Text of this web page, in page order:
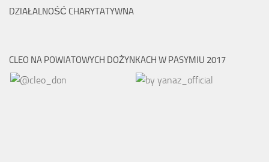
DZIAŁALNOŚĆ CHARYTATYWNA
CLEO NA POWIATOWYCH DOŻYNKACH W PASYMIU 2017